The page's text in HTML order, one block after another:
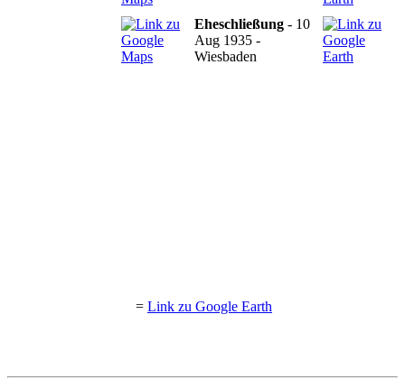
Eheschließung - 10
Aug 1935 -
Wiesbaden
= Link zu Google Earth